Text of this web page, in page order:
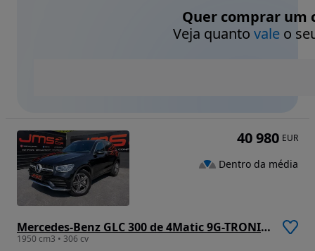
Quer comprar um
Veja quanto valeo
Mercedes-Benz GLC 300 de 4Matic 9G-TRONIC AMG Line
1950 cm3 • 306 cv
40 980 EUR
Dentro da média